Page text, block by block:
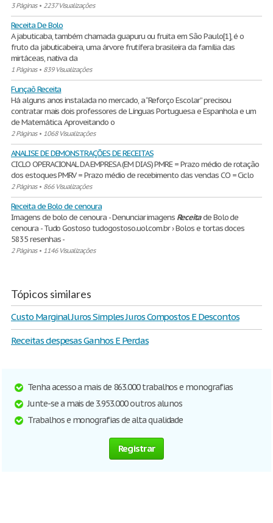
3 Páginas• 2237 Visualizações
Receita De Bolo
A jabuticaba, também chamada guapuru ou fruita em São Paulo[1], é o
fruto da jabuticabeira, uma árvore frutífera brasileira da família das
mirtáceas, nativa da
1 Páginas• 839 Visualizações
Funçaõ Receita
Há alguns anos instalada no mercado, a “Reforço Escolar” precisou
contratar mais dois professores de Línguas Portuguesa e Espanhola e um
de Matemática. Aproveitando o
2 Páginas• 1068 Visualizações
ANALISE DE DEMONSTRAÇÕES DE RECEITAS
CICLO OPERACIONAL DA EMPRESA (EM DIAS) PMRE = Prazo médio de rotação
dos estoques PMRV = Prazo médio de recebimento das vendas CO = Ciclo
2 Páginas• 866 Visualizações
Receita de Bolo de cenoura
Imagens de bolo de cenoura - Denunciar imagens Receitade Bolo de
cenoura - Tudo Gostoso tudogostoso.uol.com.br › Bolos e tortas doces
5835 resenhas -
2 Páginas• 1146 Visualizações
Tópicos similares
Custo Marginal Juros Simples Juros Compostos E Descontos
Receitas despesas Ganhos E Perdas
Tenha acesso a mais de 863.000 trabalhos e monografias
Junte-se a mais de 3.953.000 outros alunos
Trabalhos e monografias de alta qualidade
Registrar